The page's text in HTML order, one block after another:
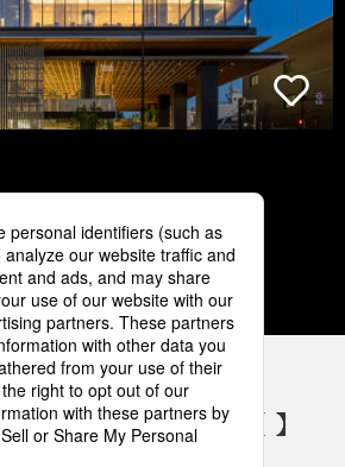
3 4 5
の電気設備 SNSアカウント